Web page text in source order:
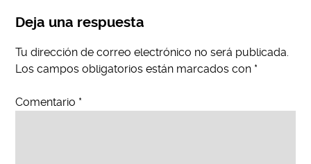
Deja una respuesta
Tu dirección de correo electrónico no será publicada.
Los campos obligatorios están marcados con *
Comentario *